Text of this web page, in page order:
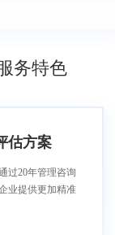
务特色
估方案
过20年管理咨询
业提供更加精准